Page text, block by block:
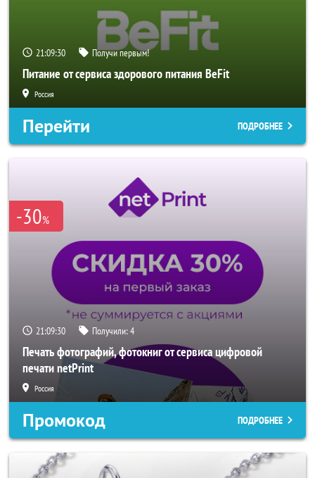
21:09:28 Получи первым!
Питание от сервиса здорового питания BeFit
Россия
Перейти ПОДРОБНЕЕ
-30%
21:09:28 Получили:4
Печать фотографий, фотокниг от сервиса цифровой
печати netPrint
Россия
Промокод ПОДРОБНЕЕ